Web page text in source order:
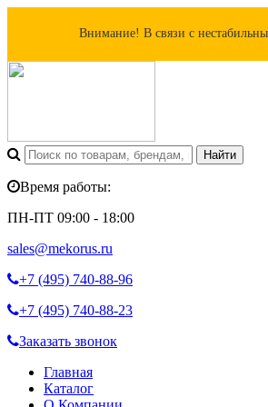
Внимание! В связи с
Время работы:
ПН-ПТ 09:00 - 18:00
sales@mekorus.ru
+7 (495) 740-88-96
+7 (495) 740-88-23
Заказать звонок
Главная
Каталог